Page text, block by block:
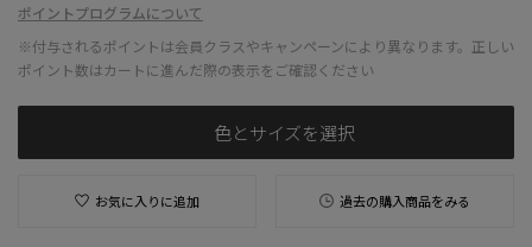
ポイントプログラムについて
※付与されるポイントは会員クラスやキャンペーンにより異なります。正しい
ポイント数はカートに進んだ際の表示をご確認ください
色とサイズを選択
お気に入りに追加 過去の購入商品をみる